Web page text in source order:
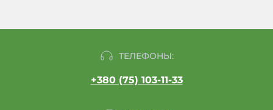
ТЕЛЕФОНЫ:
+380 (75) 103-11-33